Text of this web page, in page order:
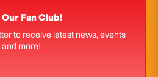
Fan Club!
to receive latest news, events
and more!